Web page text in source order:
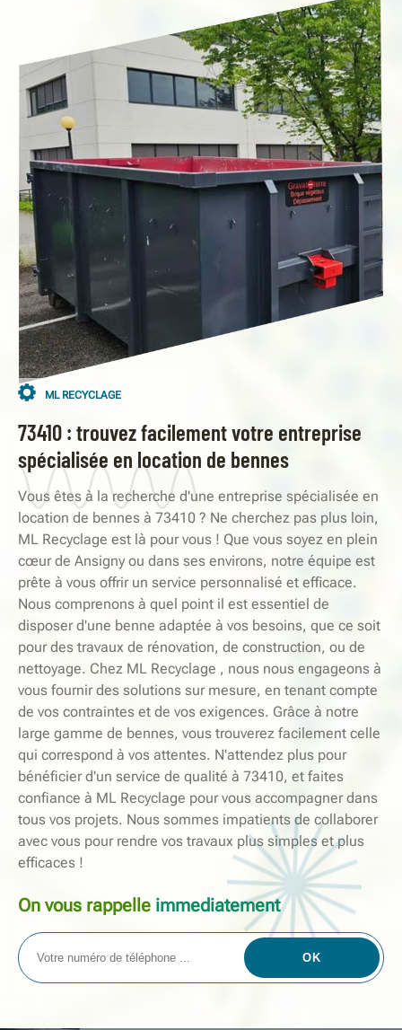
ML RECYCLAGE
73410 : trouvez facilement votre entreprise
spécialisée en location de bennes
Vous êtes à la recherche d'une entreprise spécialisée en
location de bennes à 73410 ? Ne cherchez pas plus loin,
ML Recyclage est là pour vous ! Que vous soyez en plein
cœur de Ansigny ou dans ses environs, notre équipe est
prête à vous offrir un service personnalisé et efficace.
Nous comprenons à quel point il est essentiel de
disposer d'une benne adaptée à vos besoins, que ce soit
pour des travaux de rénovation, de construction, ou de
nettoyage. Chez ML Recyclage , nous nous engageons à
vous fournir des solutions sur mesure, en tenant compte
de vos contraintes et de vos exigences. Grâce à notre
large gamme de bennes, vous trouverez facilement celle
qui correspond à vos attentes. N'attendez plus pour
bénéficier d'un service de qualité à 73410, et faites
confiance à ML Recyclage pour vous accompagner dans
tous vos projets. Nous sommes impatients de collaborer
avec vous pour rendre vos travaux plus simples et plus
efficaces !
On vous rappelle immediatement